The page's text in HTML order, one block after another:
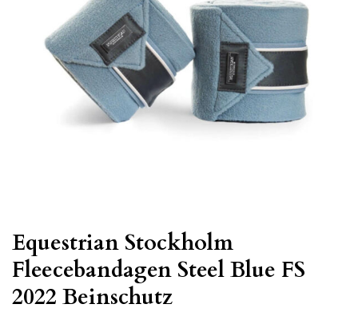
Equestrian Stockholm
Fleecebandagen Steel Blue FS
2022 Beinschutz